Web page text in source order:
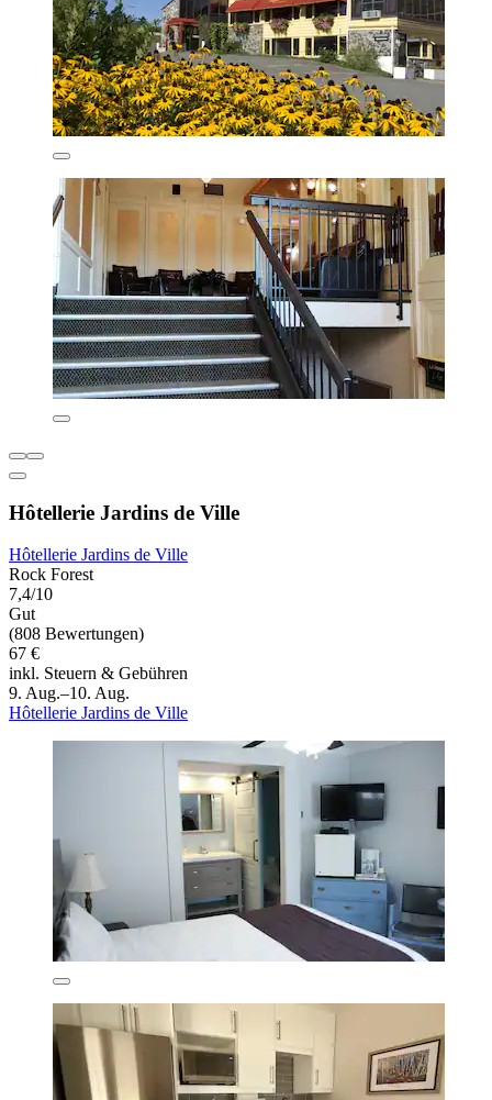
Hôtellerie Jardins de Ville
Hôtellerie Jardins de Ville
Rock Forest
7,4/10
Gut
(808 Bewertungen)
67 €
inkl. Steuern & Gebühren
9. Aug.–10. Aug.
Hôtellerie Jardins de Ville